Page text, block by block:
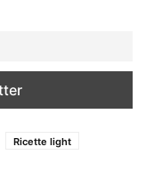
Ricette light